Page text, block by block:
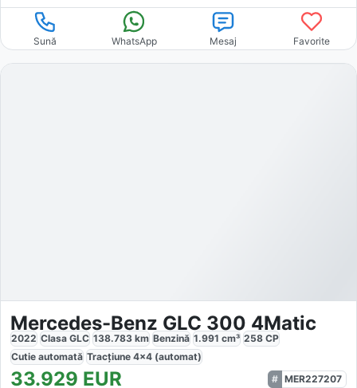
Sună WhatsApp Mesaj Favorite
Mercedes-Benz GLC 300 4Matic
2022 Clasa GLC 138.783 km Benzină 1.991 cm³ 258 CP
Cutie automată Tracțiune 4x4 (automat)
33.929 EUR MER227207